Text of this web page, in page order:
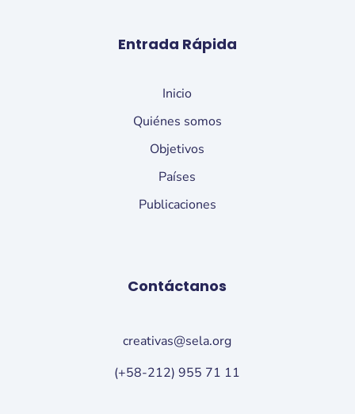
Entrada Rápida
Inicio
Quiénes somos
Objetivos
Países
Publicaciones
Contáctanos
creativas@sela.org
(+58-212) 955 71 11